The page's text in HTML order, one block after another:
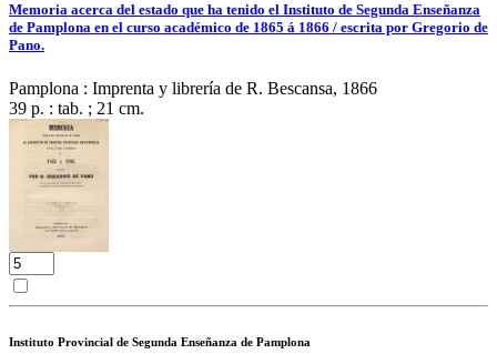
Memoria acerca del estado que ha tenido el Instituto de Segunda Enseñanza
de Pamplona en el curso académico de 1865 á 1866 / escrita por Gregorio de
Pano.
Pamplona : Imprenta y librería de R. Bescansa, 1866
39 p. : tab. ; 21 cm.
Instituto Provincial de Segunda Enseñanza de Pamplona